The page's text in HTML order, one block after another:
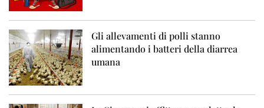
Gli allevamenti di polli stanno
alimentando i batteri della diarrea
umana